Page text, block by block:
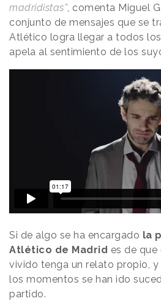
madridistas”, comenta Miguel
conjunto de mensajes que se
Atlético logra llegar a todos
apela al sentimiento de los
Si de algo se ha encargado la
Atlético de Madrid es de
vivido tenga un relato propio, y
los momentos se han ido
partido.